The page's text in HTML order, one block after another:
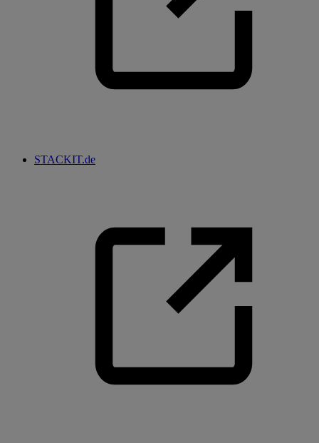
STACKIT.de